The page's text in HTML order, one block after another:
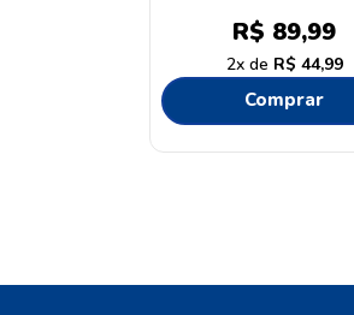
R$ 89,99
2 R$ 44,99
Comprar